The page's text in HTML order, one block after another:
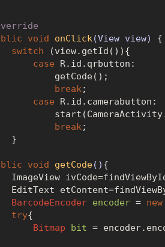
void onClick(View view)
{
switch (view.getId()){
case R.id.qrbutton:
break;
case R.id.camerabutton:
break;
void getCode() {
BarcodeEncoder encoder = new
try{
Bitmap
bit =